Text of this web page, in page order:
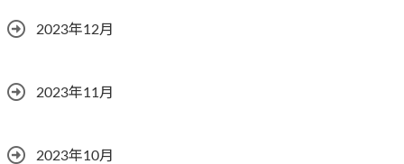
2023年12月
2023年11月
2023年10月